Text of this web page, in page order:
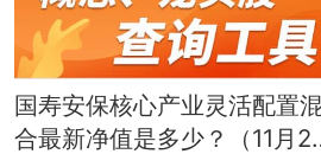
国寿安保核心产业灵活配置混
合最新净值是多少？（11月